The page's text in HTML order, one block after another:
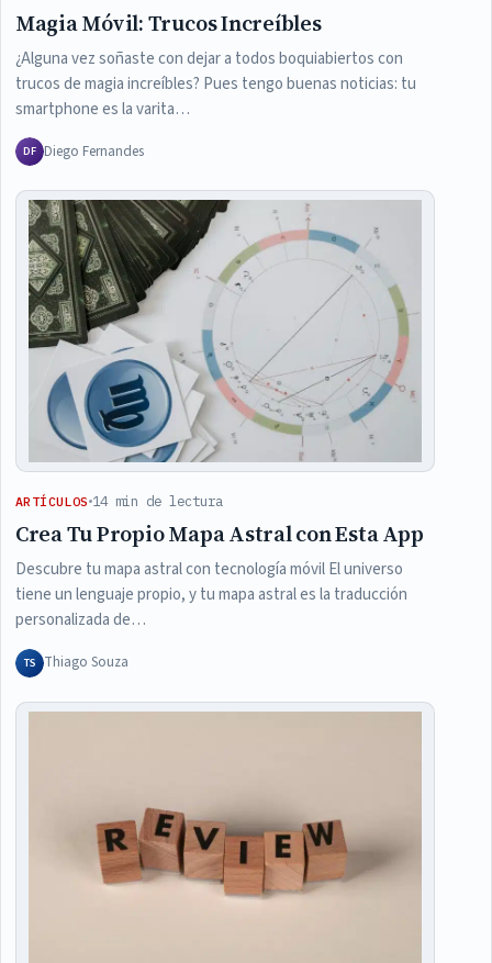
Magia Móvil: Trucos Increíbles
¿Alguna vez soñaste con dejar a todos boquiabiertos con
trucos de magia increíbles? Pues tengo buenas noticias: tu
smartphone es la varita…
DF Diego Fernandes
ARTÍCULOS 14 min de lectura
Crea Tu Propio Mapa Astral con Esta App
Descubre tu mapa astral con tecnología móvil El universo
tiene un lenguaje propio, y tu mapa astral es la traducción
personalizada de…
TS Thiago Souza